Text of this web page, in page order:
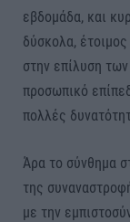
εβδομάδα, και
δύσκολα,
στην επίλυση
προσωπικό
πολλές
Άρα το σύνθημα
της
με την